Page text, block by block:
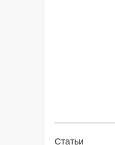
Статьи